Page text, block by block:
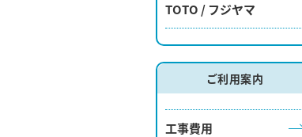
TOTO / フジヤマ
ご利用案内
工事費用